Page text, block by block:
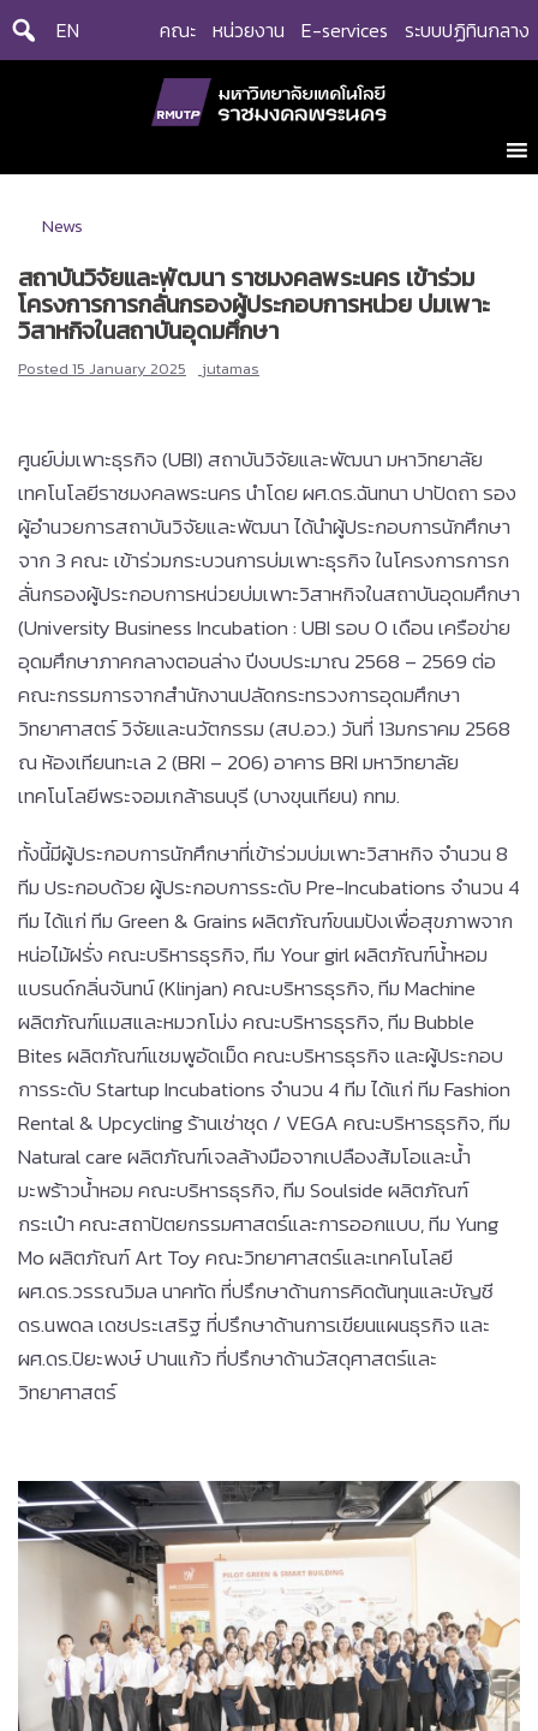
Skip
EN คณะ หน่วยงาน E-services ระบบปฏิทินกลาง
News
สถาบันวิจัยและพัฒนา ราชมงคลพระนคร เข้าร่วม
โครงการการกลั่นกรองผู้ประกอบการหน่วย บ่มเพาะ
วิสาหกิจในสถาบันอุดมศึกษา
Posted 15 January 2025 jutamas
ศูนย์บ่มเพาะธุรกิจ (UBI) สถาบันวิจัยและพัฒนา มหาวิทยาลัย
เทคโนโลยีราชมงคลพระนคร นำโดย ผศ.ดร.ฉันทนา ปาปัดถา รอง
ผู้อำนวยการสถาบันวิจัยและพัฒนา ได้นำผู้ประกอบการนักศึกษา
จาก 3 คณะ เข้าร่วมกระบวนการบ่มเพาะธุรกิจ ในโครงการการก
ลั่นกรองผู้ประกอบการหน่วยบ่มเพาะวิสาหกิจในสถาบันอุดมศึกษา
(University Business Incubation : UBI รอบ 0 เดือน เครือข่าย
อุดมศึกษาภาคกลางตอนล่าง ปีงบประมาณ 2568 – 2569 ต่อ
คณะกรรมการจากสำนักงานปลัดกระทรวงการอุดมศึกษา
วิทยาศาสตร์ วิจัยและนวัตกรรม (สป.อว.) วันที่ 13มกราคม 2568
ณ ห้องเทียนทะเล 2 (BRI – 206) อาคาร BRI มหาวิทยาลัย
เทคโนโลยีพระจอมเกล้าธนบุรี (บางขุนเทียน) กทม.
ทั้งนี้มีผู้ประกอบการนักศึกษาที่เข้าร่วมบ่มเพาะวิสาหกิจ จำนวน 8
ทีม ประกอบด้วย ผู้ประกอบการระดับ Pre-Incubations จำนวน 4
ทีม ได้แก่ ทีม Green & Grains ผลิตภัณฑ์ขนมปังเพื่อสุขภาพจาก
หน่อไม้ฝรั่ง คณะบริหารธุรกิจ, ทีม Your girl ผลิตภัณฑ์น้ำหอม
แบรนด์กลิ่นจันทน์ (Klinjan) คณะบริหารธุรกิจ, ทีม Machine
ผลิตภัณฑ์แมสและหมวกโม่ง คณะบริหารธุรกิจ, ทีม Bubble
Bites ผลิตภัณฑ์แชมพูอัดเม็ด คณะบริหารธุรกิจ และผู้ประกอบ
การระดับ Startup Incubations จำนวน 4 ทีม ได้แก่ ทีม Fashion
Rental & Upcycling ร้านเช่าชุด / VEGA คณะบริหารธุรกิจ, ทีม
Natural care ผลิตภัณฑ์เจลล้างมือจากเปลืองส้มโอและน้ำ
มะพร้าวน้ำหอม คณะบริหารธุรกิจ, ทีม Soulside ผลิตภัณฑ์
กระเป๋า คณะสถาปัตยกรรมศาสตร์และการออกแบบ, ทีม Yung
Mo ผลิตภัณฑ์ Art Toy คณะวิทยาศาสตร์และเทคโนโลยี
ผศ.ดร.วรรณวิมล นาคทัด ที่ปรึกษาด้านการคิดต้นทุนและบัญชี
ดร.นพดล เดชประเสริฐ ที่ปรึกษาด้านการเขียนแผนธุรกิจ และ
ผศ.ดร.ปิยะพงษ์ ปานแก้ว ที่ปรึกษาด้านวัสดุศาสตร์และ
วิทยาศาสตร์